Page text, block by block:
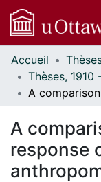
Communautés
et collections
Parcourir
À propos
Accueil
A
response